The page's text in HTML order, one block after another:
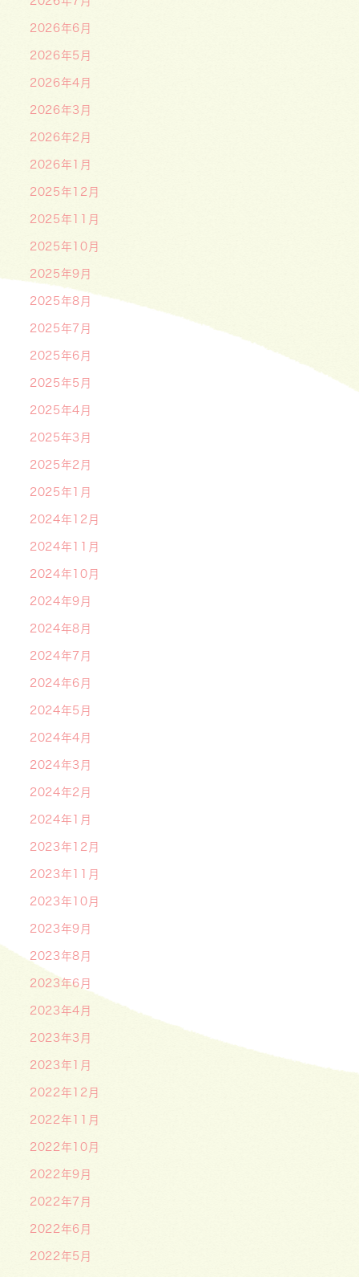
2026年6月
2026年5月
2026年4月
2026年3月
2026年2月
2026年1月
2025年12月
2025年11月
2025年10月
2025年9月
2025年8月
2025年7月
2025年6月
2025年5月
2025年4月
2025年3月
2025年2月
2025年1月
2024年12月
2024年11月
2024年10月
2024年9月
2024年8月
2024年7月
2024年6月
2024年5月
2024年4月
2024年3月
2024年2月
2024年1月
2023年12月
2023年11月
2023年10月
2023年9月
2023年8月
2023年6月
2023年4月
2023年3月
2023年1月
2022年12月
2022年11月
2022年10月
2022年9月
2022年7月
2022年6月
2022年5月